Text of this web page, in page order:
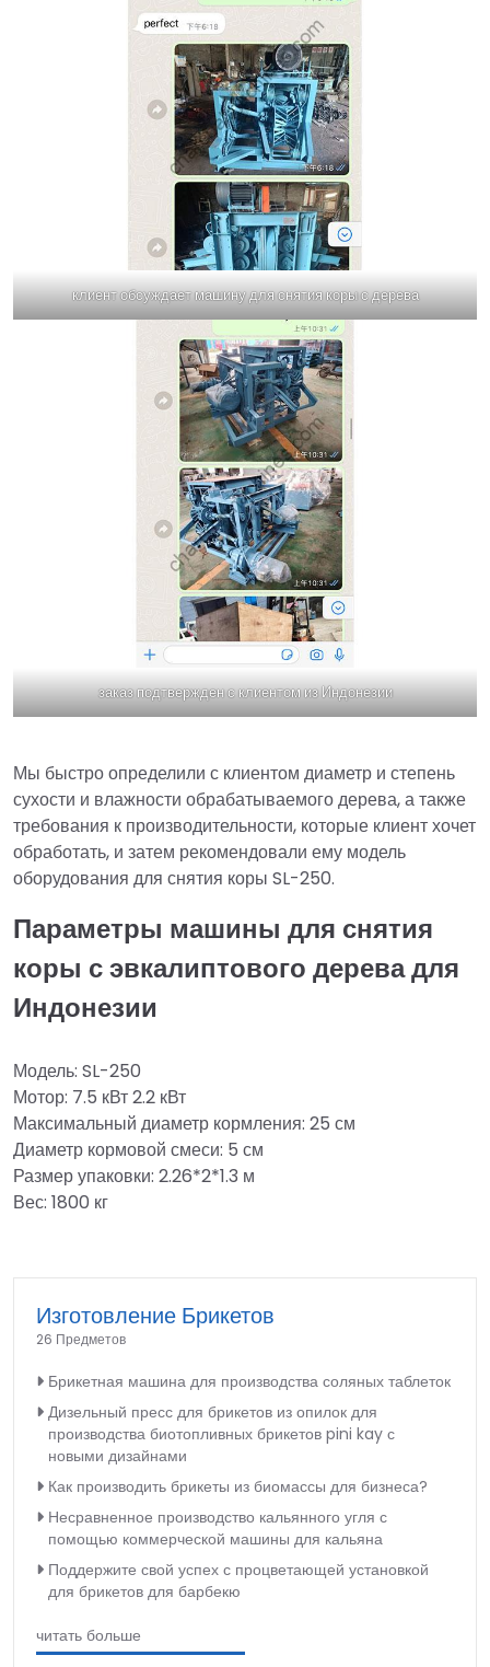
клиент обсуждает машину для снятия коры с дерева
заказ подтвержден с клиентом из Индонезии
Мы быстро определили с клиентом диаметр и степень
сухости и влажности обрабатываемого дерева, а также
требования к производительности, которые клиент хочет
обработать, и затем рекомендовали ему модель
оборудования для снятия коры SL-250.
Параметры машины для снятия
коры с эвкалиптового дерева для
Индонезии
Модель: SL-250
Мотор: 7.5 кВт 2.2 кВт
Максимальный диаметр кормления: 25 см
Диаметр кормовой смеси: 5 см
Размер упаковки: 2.26*2*1.3 м
Вес: 1800 кг
Изготовление Брикетов
26 Предметов
Брикетная машина для производства соляных таблеток
Дизельный пресс для брикетов из опилок для
производства биотопливных брикетов pini kay с
новыми дизайнами
Как производить брикеты из биомассы для бизнеса?
Несравненное производство кальянного угля с
помощью коммерческой машины для кальяна
Поддержите свой успех с процветающей установкой
для брикетов для барбекю
читать больше